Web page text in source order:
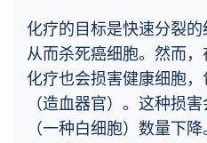
化疗的目标是快速分裂的
从而杀死癌细胞。然而，
化疗也会损害健康细胞
（造血器官）。这种损
（一种白细胞）数量下降